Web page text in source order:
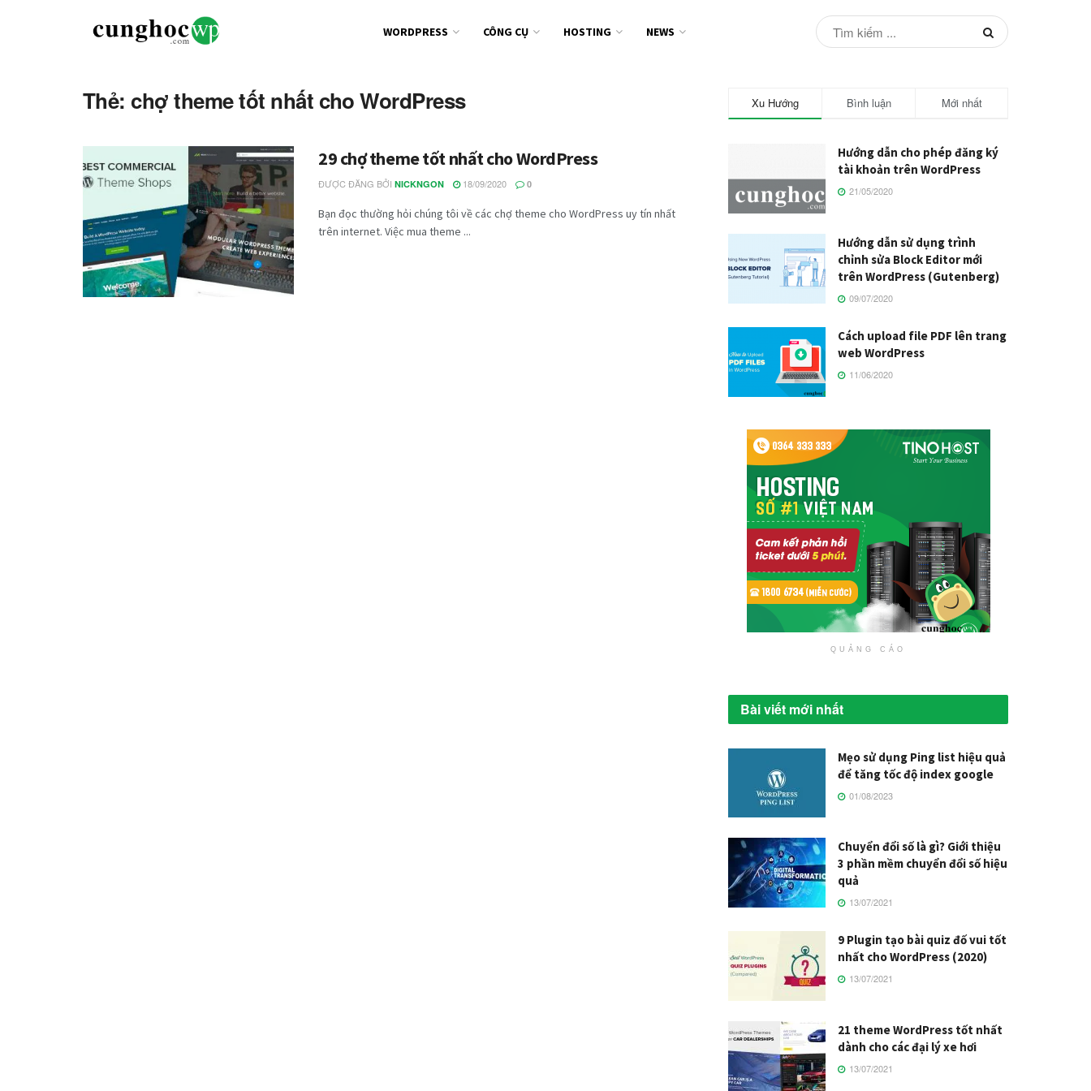
WORDPRESS CÔNG CỤ HOSTING NEWS
Thẻ: chợ theme tốt nhất cho WordPress
29 chợ theme tốt nhất cho WordPress
ĐƯỢC ĐĂNG BỞI NICKNGON 18/09/2020 0
Bạn đọc thường hỏi chúng tôi về các chợ theme cho WordPress uy tín nhất
trên internet. Việc mua theme ...
Xu Hướng Bình luận Mới nhất
Hướng dẫn cho phép đăng ký
tài khoản trên WordPress
21/05/2020
Hướng dẫn sử dụng trình
chỉnh sửa Block Editor mới
trên WordPress (Gutenberg)
09/07/2020
Cách upload file PDF lên trang
web WordPress
11/06/2020
QUẢNG CÁO
Bài viết mới nhất
Mẹo sử dụng Ping list hiệu quả
để tăng tốc độ index google
01/08/2023
Chuyển đổi số là gì? Giới thiệu
3 phần mềm chuyển đổi số hiệu
quả
13/07/2021
9 Plugin tạo bài quiz đố vui tốt
nhất cho WordPress (2020)
13/07/2021
21 theme WordPress tốt nhất
dành cho các đại lý xe hơi
13/07/2021